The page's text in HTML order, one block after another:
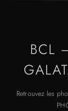
BCL
Retrouvez les